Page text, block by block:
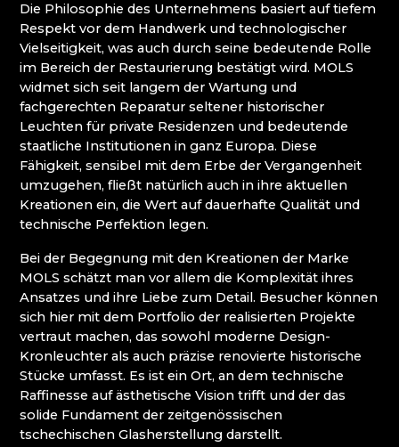
VLADIMIR KLEIN
VYDRY STUDIO
WEIHNACHTSKRIPPEN KRYŠTOFOVO ÚDOLÍ
(CHRISTOFSGRUND)
Riesengebirge
EVA EDLER GLASS ART
GLASHÜTTE JULIA
GLASHÜTTE UND BRAUEREI NOVOSAD &
SOHN
RATAS JUSTYNA RATASIEWICZ
RAUTIS
RIESENGEBIRGSMUSEUM
Isergebirge
AG PLUS
ARCON BIJOUX / COLLEGIUM TRADE
ARTCRYSTAL TOMEŠ
Die Philosophie des Unternehmens basiert auf tiefem
Respekt vor dem Handwerk und technologischer
Vielseitigkeit, was auch durch seine bedeutende Rolle
im Bereich der Restaurierung bestätigt wird. MOLS
widmet sich seit langem der Wartung und
fachgerechten Reparatur seltener historischer
Leuchten für private Residenzen und bedeutende
staatliche Institutionen in ganz Europa. Diese
Fähigkeit, sensibel mit dem Erbe der Vergangenheit
umzugehen, fließt natürlich auch in ihre aktuellen
Kreationen ein, die Wert auf dauerhafte Qualität und
technische Perfektion legen.
Bei der Begegnung mit den Kreationen der Marke
MOLS schätzt man vor allem die Komplexität ihres
Ansatzes und ihre Liebe zum Detail. Besucher können
sich hier mit dem Portfolio der realisierten Projekte
vertraut machen, das sowohl moderne Design-
Kronleuchter als auch präzise renovierte historische
Stücke umfasst. Es ist ein Ort, an dem technische
Raffinesse auf ästhetische Vision trifft und der das
solide Fundament der zeitgenössischen
tschechischen Glasherstellung darstellt.